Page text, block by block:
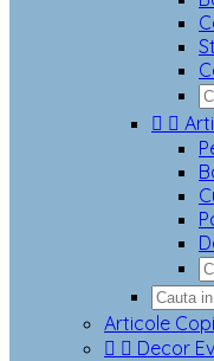
 
Articole
  Decor